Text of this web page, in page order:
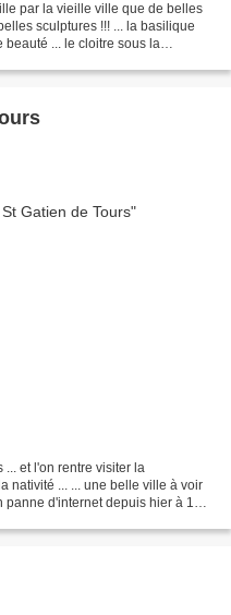
par la vieille ville que de belles
sculptures !!! ... la basilique
beauté ... le cloitre sous la
... et l'on rentre visiter la
nativité ... ... une belle ville à voir
panne d'internet depuis hier à 14h